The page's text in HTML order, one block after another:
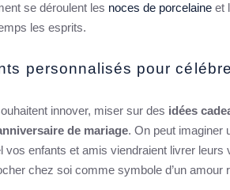
se déroulent les noces de porcelaine et
les esprits.
personnalisés pour
innover, miser sur des idées
de mariage. On peut imaginer
vos enfants et amis viendraient livrer
chez soi comme symbole d’un amour